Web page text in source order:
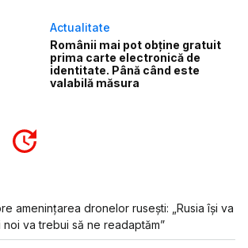
Actualitate
Românii mai pot obține gratuit
prima carte electronică de
identitate. Până când este
valabilă măsura
amenințarea dronelor rusești: „Rusia își va
noi va trebui să ne readaptăm”